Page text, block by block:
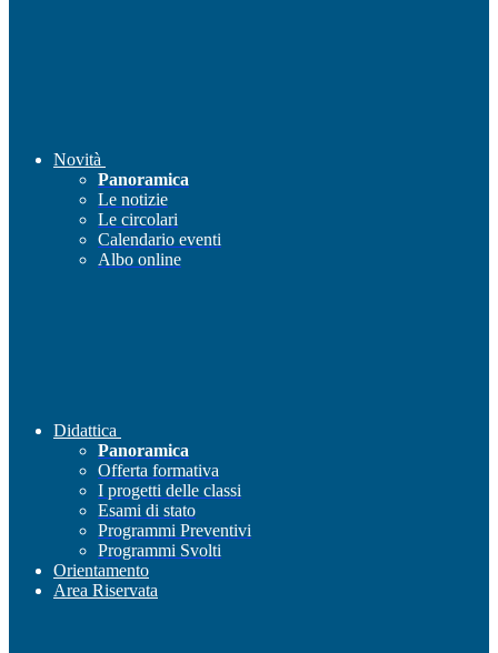
Novità
Panoramica
Le notizie
Le circolari
Calendario eventi
Albo online
Didattica
Panoramica
Offerta formativa
I progetti delle classi
Esami di stato
Programmi Preventivi
Programmi Svolti
Orientamento
Area Riservata